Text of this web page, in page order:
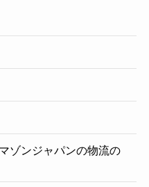
ゾンジャパンの物流の